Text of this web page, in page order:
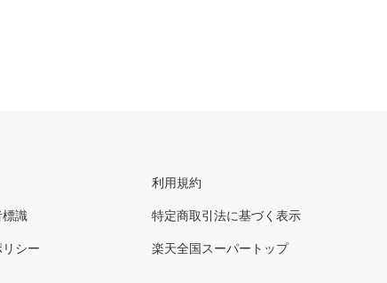
標識
シー
利用規約
特定商取引法に基づく表示
楽天全国スーパートップ